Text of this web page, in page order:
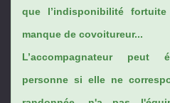
que l’indisponibilité
manque de covoitureur...
L’accompagnateur peut
personne si elle ne